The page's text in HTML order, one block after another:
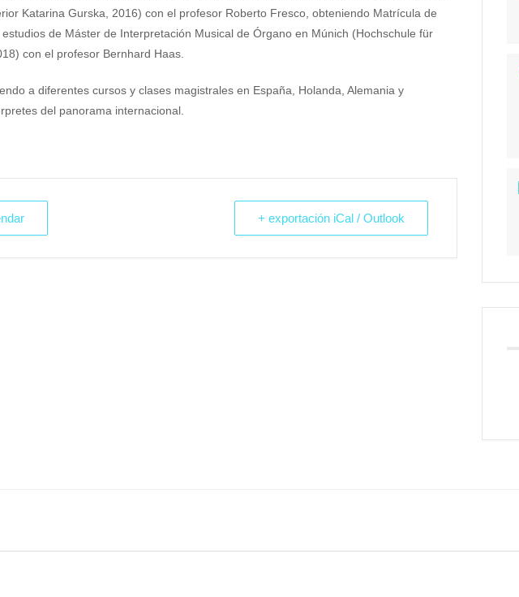
Katarina Gurska, 2016) con el profesor Roberto Fresco, obteniendo Matrícula de
de Máster de Interpretación Musical de Órgano en Múnich (Hochschule für
con el profesor Bernhard Haas.
a diferentes cursos y clases magistrales en España, Holanda, Alemania y
del panorama internacional.
+ exportación iCal / Outlook